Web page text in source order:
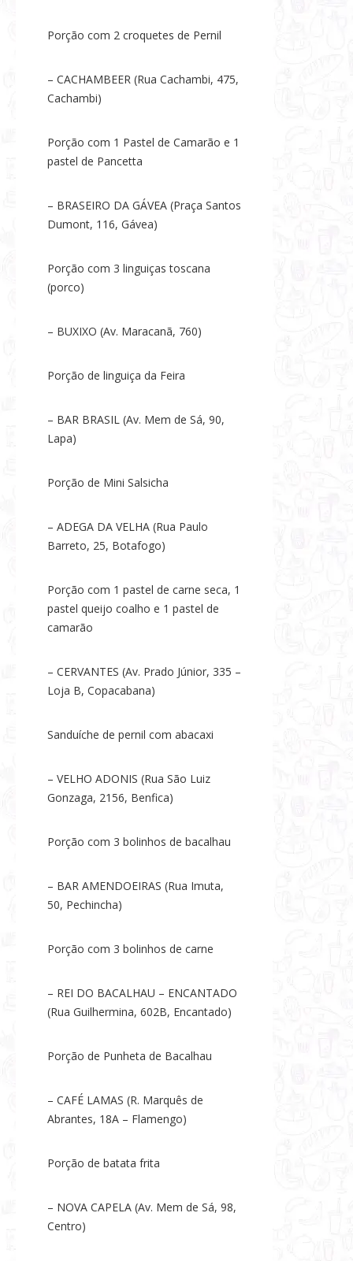
Porção com 2 croquetes de Pernil
– CACHAMBEER (Rua Cachambi, 475,
Cachambi)
Porção com 1 Pastel de Camarão e 1
pastel de Pancetta
– BRASEIRO DA GÁVEA (Praça Santos
Dumont, 116, Gávea)
Porção com 3 linguiças toscana
(porco)
– BUXIXO (Av. Maracanã, 760)
Porção de linguiça da Feira
– BAR BRASIL (Av. Mem de Sá, 90,
Lapa)
Porção de Mini Salsicha
– ADEGA DA VELHA (Rua Paulo
Barreto, 25, Botafogo)
Porção com 1 pastel de carne seca, 1
pastel queijo coalho e 1 pastel de
camarão
– CERVANTES (Av. Prado Júnior, 335 –
Loja B, Copacabana)
Sanduíche de pernil com abacaxi
– VELHO ADONIS (Rua São Luiz
Gonzaga, 2156, Benfica)
Porção com 3 bolinhos de bacalhau
– BAR AMENDOEIRAS (Rua Imuta,
50, Pechincha)
Porção com 3 bolinhos de carne
– REI DO BACALHAU – ENCANTADO
(Rua Guilhermina, 602B, Encantado)
Porção de Punheta de Bacalhau
– CAFÉ LAMAS (R. Marquês de
Abrantes, 18A – Flamengo)
Porção de batata frita
– NOVA CAPELA (Av. Mem de Sá, 98,
Centro)